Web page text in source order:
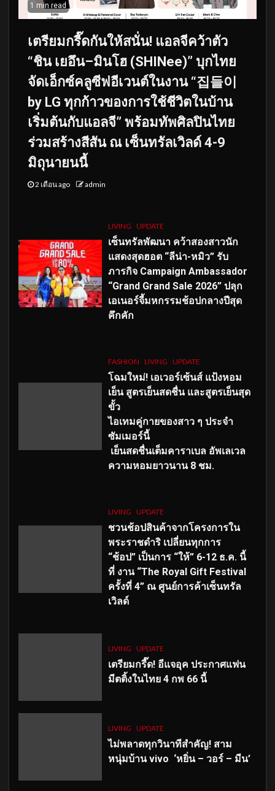
1 min read
เตรียมกรี๊ดกันให้สนั่น! แอลจีคว้าตัว
“ชิน เยอึน–มินโฮ (SHINee)” บุกไทย
จัดเอ็กซ์คลูซีฟอีเวนต์ในงาน “집들이
by LG ทุกก้าวของการใช้ชีวิตในบ้าน
เริ่มต้นกับแอลจี” พร้อมทัพศิลปินไทย
ร่วมสร้างสีสัน ณ เซ็นทรัลเวิลด์ 4-9
มิถุนายนนี้
2 เดือน ago admin
LIVING UPDATE
เซ็นทรัลพัฒนา คว้าสองสาวนัก
แสดงสุดฮอต “ลีน่า-หมิว” รับ
ภารกิจ Campaign Ambassador
“Grand Grand Sale 2026” ปลุก
เอเนอร์จี้มหกรรมช้อปกลางปีสุด
คึกคัก
FASHION LIVING UPDATE
โฉมใหม่! เอเวอร์เซ้นส์ แป้งหอม
เย็น สูตรเย็นสดชื่น และสูตรเย็นสุด
ขั้ว
ไอเทมคู่กายของสาว ๆ ประจำ
ซัมเมอร์นี้
เย็นสดชื่นเต็มคาราเบล อัพเลเวล
ความหอมยาวนาน 8 ชม.
LIVING UPDATE
ชวนช้อปสินค้าจากโครงการใน
พระราชดำริ เปลี่ยนทุกการ
“ช้อป” เป็นการ “ให้” 6-12 ธ.ค. นี้
ที่ งาน “The Royal Gift Festival
ครั้งที่ 4” ณ ศูนย์การค้าเซ็นทรัล
เวิลด์
LIVING UPDATE
เตรียมกรี๊ด! อีแจอุค ประกาศแฟน
มีตติ้งในไทย 4 กพ 66 นี้
LIVING UPDATE
ไม่พลาดทุกวินาทีสำคัญ! สาม
หนุ่มบ้าน vivo ‘หยิ่น – วอร์ – มีน’